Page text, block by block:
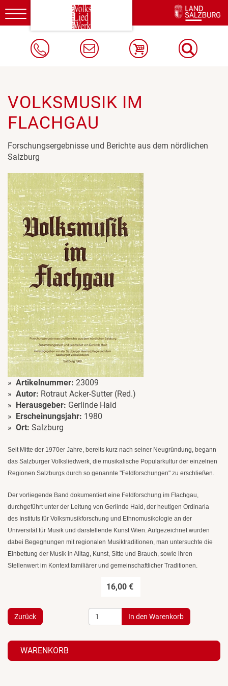
Toggle
navigation
VOLKSMUSIK IM
FLACHGAU
Forschungsergebnisse und Berichte aus dem nördlichen
Salzburg
Artikelnummer: 23009
Autor: Rotraut Acker-Sutter (Red.)
Herausgeber: Gerlinde Haid
Erscheinungsjahr: 1980
Ort: Salzburg
Seit Mitte der 1970er Jahre, bereits kurz nach seiner Neugründung, begann
das Salzburger Volksliedwerk, die musikalische Popularkultur der einzelnen
Regionen Salzburgs durch so genannte "Feldforschungen" zu erschließen.
Der vorliegende Band dokumentiert eine Feldforschung im Flachgau,
durchgeführt unter der Leitung von Gerlinde Haid, der heutigen Ordinaria
des Instituts für Volksmusikforschung und Ethnomusikologie an der
Universität für Musik und darstellende Kunst Wien. Aufgezeichnet wurden
dabei Begegnungen mit regionalen Musiktraditionen, man untersuchte die
Einbettung der Musik in Alltag, Kunst, Sitte und Brauch, sowie ihren
Stellenwert im Kontext familiärer und gemeinschaftlicher Traditionen.
16,00 €
Zurück
WARENKORB